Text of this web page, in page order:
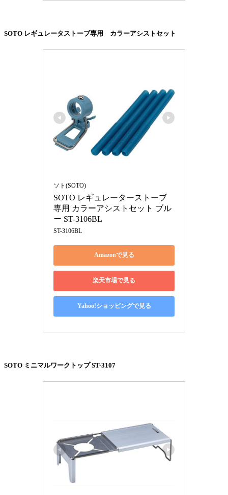
SOTO レギュレータストーブ専用 カラーアシストセット
ソト(SOTO)
SOTO レギュレーターストーブ
専用 カラーアシストセット ブル
ー ST-3106BL
ST-3106BL
Amazonで見る
楽天市場で見る
Yahoo!ショッピングで見る
SOTO ミニマルワークトップ ST-3107